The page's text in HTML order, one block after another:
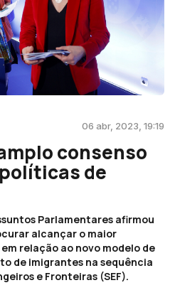
06 abr, 2023, 19:19
consenso
de
Parlamentares afirmou
alcançar o maior
relação ao novo modelo de
de imigrantes na sequência
e Fronteiras (SEF).